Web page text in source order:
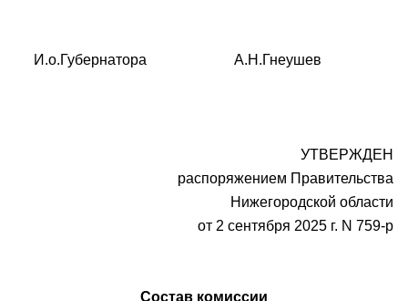
И.о.Губернатора А.Н.Гнеушев
УТВЕРЖДЕН
распоряжением Правительства
Нижегородской области
от 2 сентября 2025 г. N 759-р
Состав комиссии